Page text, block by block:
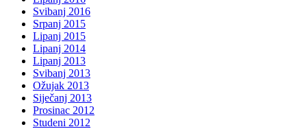
Svibanj 2016
Srpanj 2015
Lipanj 2015
Lipanj 2014
Lipanj 2013
Svibanj 2013
Ožujak 2013
Siječanj 2013
Prosinac 2012
Studeni 2012